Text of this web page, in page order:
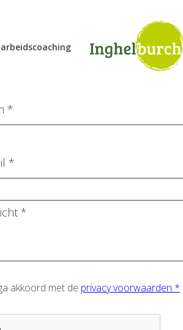
arbeidscoaching
akkoord met de privacy voorwaarden *